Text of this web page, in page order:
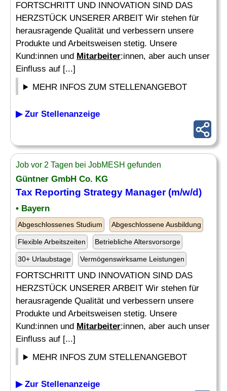
FORTSCHRITT UND INNOVATION SIND DAS
HERZSTÜCK UNSERER ARBEIT Wir stehen für
herausragende Qualität und verbessern unsere
Produkte und Arbeitsweisen stetig. Unsere
Kund:innen und Mitarbeiter:innen, aber auch unser
Einfluss auf [...]
MEHR INFOS ZUM STELLENANGEBOT
▶ Zur Stellenanzeige
Job vor 2 Tagen bei JobMESH gefunden
Güntner GmbH Co. KG
Tax Reporting Strategy Manager (m/w/d)
• Bayern
Abgeschlossenes Studium Abgeschlossene Ausbildung
Flexible Arbeitszeiten Betriebliche Altersvorsorge
30+ Urlaubstage Vermögenswirksame Leistungen
FORTSCHRITT UND INNOVATION SIND DAS
HERZSTÜCK UNSERER ARBEIT Wir stehen für
herausragende Qualität und verbessern unsere
Produkte und Arbeitsweisen stetig. Unsere
Kund:innen und Mitarbeiter:innen, aber auch unser
Einfluss auf [...]
MEHR INFOS ZUM STELLENANGEBOT
▶ Zur Stellenanzeige